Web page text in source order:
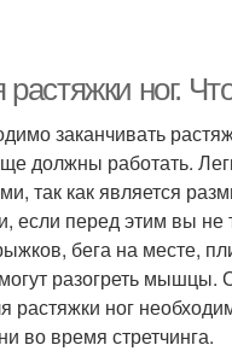
ног.
заканчивать
должны работать.
так как является
если перед этим вы
бега на месте,
разогреть
ног
во время стретчинга.